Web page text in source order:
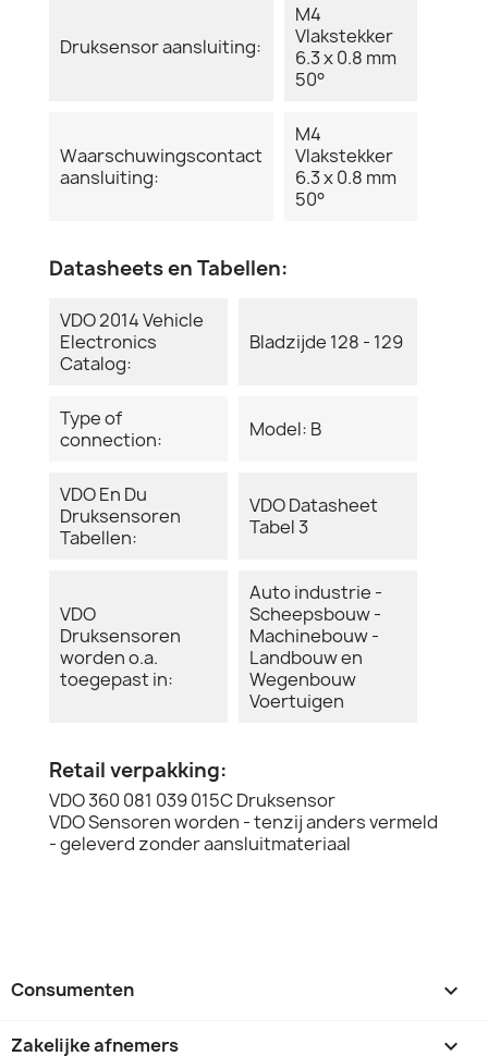
Druksensor aansluiting:
M4
Vlakstekker
6.3 x 0.8 mm
50°
Waarschuwingscontact
aansluiting:
M4
Vlakstekker
6.3 x 0.8 mm
50°
Datasheets en Tabellen:
VDO 2014 Vehicle
Electronics
Catalog:
Bladzijde 128 - 129
Type of
connection:
Model: B
VDO En Du
Druksensoren
Tabellen:
VDO Datasheet
Tabel 3
VDO
Druksensoren
worden o.a.
toegepast in:
Auto industrie -
Scheepsbouw -
Machinebouw -
Landbouw en
Wegenbouw
Voertuigen
Retail verpakking:
VDO 360 081 039 015C Druksensor
VDO Sensoren worden - tenzij anders vermeld
- geleverd zonder aansluitmateriaal
Consumenten 
Zakelijke afnemers 